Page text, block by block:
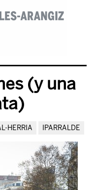
(y una
HERRIA IPARRALDE